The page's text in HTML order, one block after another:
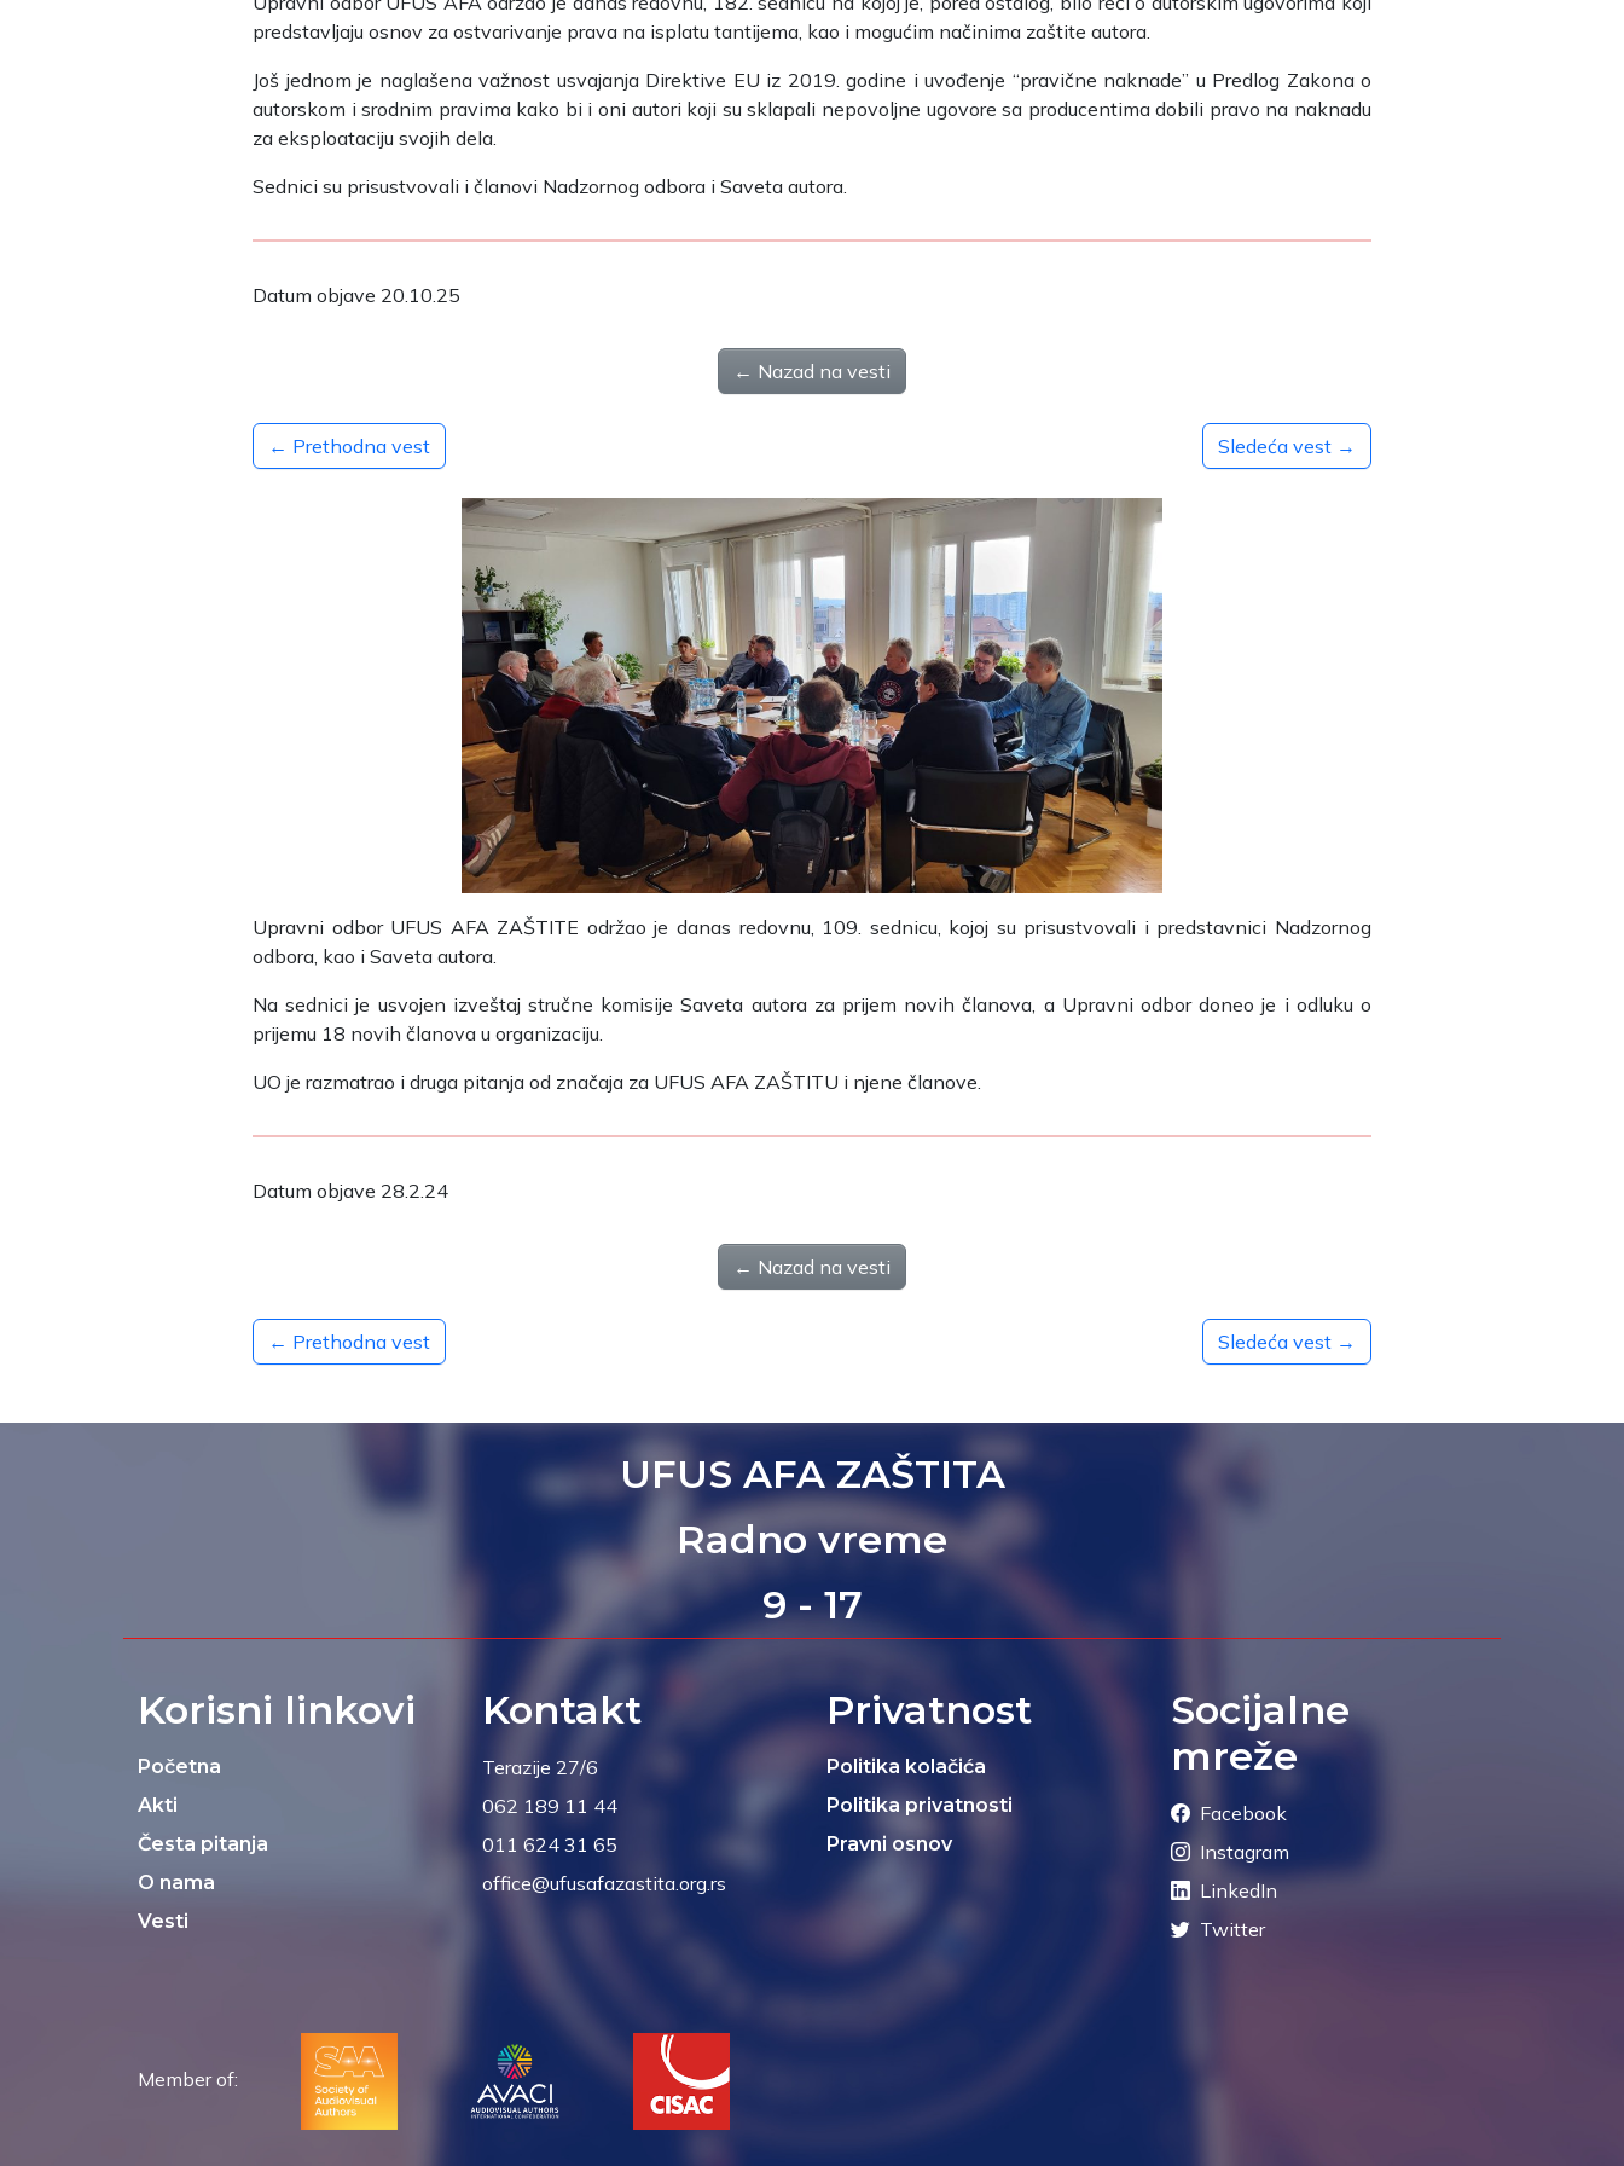
predstavljaju osnov za ostvarivanje prava na isplatu tantijema, kao i mogućim načinima zaštite autora.
Još jednom je naglašena važnost usvajanja Direktive EU iz 2019. godine i uvođenje “pravične naknade” u Predlog Zakona o
autorskom i srodnim pravima kako bi i oni autori koji su sklapali nepovoljne ugovore sa producentima dobili pravo na naknadu
za eksploataciju svojih dela.
Sednici su prisustvovali i članovi Nadzornog odbora i Saveta autora.
Datum objave 20.10.25
← Nazad na vesti
← Prethodna vest Sledeća vest →
Upravni odbor UFUS AFA ZAŠTITE održao je danas redovnu, 109. sednicu, kojoj su prisustvovali i predstavnici Nadzornog
odbora, kao i Saveta autora.
Na sednici je usvojen izveštaj stručne komisije Saveta autora za prijem novih članova, a Upravni odbor doneo je i odluku o
prijemu 18 novih članova u organizaciju.
UO je razmatrao i druga pitanja od značaja za UFUS AFA ZAŠTITU i njene članove.
Datum objave 28.2.24
← Nazad na vesti
← Prethodna vest Sledeća vest →
UFUS AFA ZAŠTITA
Radno vreme
9 - 17
Korisni linkovi
Početna
Akti
Česta pitanja
O nama
Vesti
Kontakt
Terazije 27/6
062 189 11 44
011 624 31 65
office@ufusafazastita.org.rs
Privatnost
Politika kolačića
Politika privatnosti
Pravni osnov
Socijalne
mreže
Facebook
Instagram
LinkedIn
Twitter
Member of: